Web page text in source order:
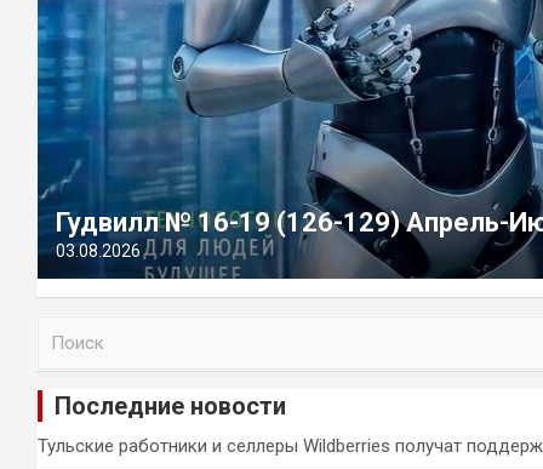
Гудвилл № 16-19 (126-129) Апрель-
03.08.2026
и
Последние новости
Тульские работники и селлеры Wildberries получат